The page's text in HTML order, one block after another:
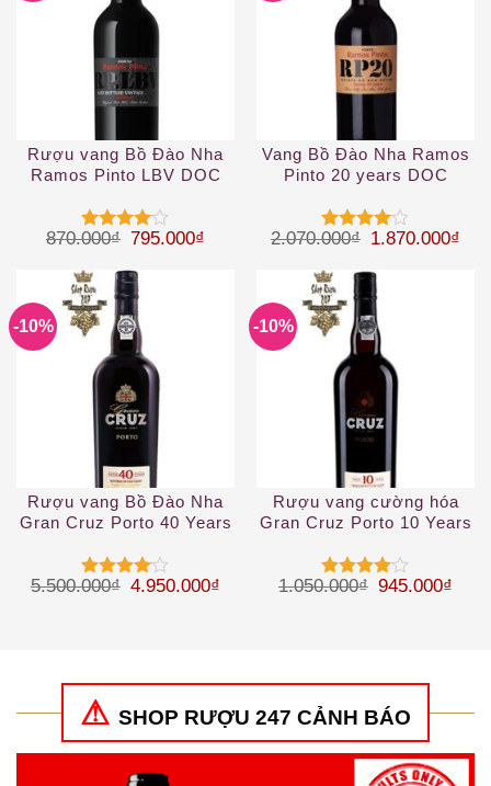
Rượu vang Bồ Đào Nha
Ramos Pinto LBV DOC
Được
45 sao
870.000₫ Giá gốc là: 870.000₫.
795.000₫ Giá hiện tại là: 795.000₫.
Vang Bồ Đào Nha Ramos
Pinto 20 years DOC
Được
45 sao
2.070.000₫ Giá gốc là:
1.870.000₫
-10%
Rượu vang Bồ Đào Nha
Gran Cruz Porto 40 Years
Được
5.500.000₫ Giá gốc là: 5.500.000₫.
4.950.000₫ Giá hiện tại là: 4.950.000₫.
-10%
Rượu vang cường hóa
Gran Cruz Porto 10 Years
Được
1.050.000₫ Giá gốc là:
945.000₫
SHOP RƯỢU 247 CẢNH BÁO